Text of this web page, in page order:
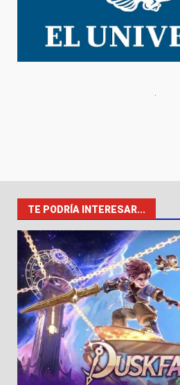
TE PODRÍA INTERESAR...